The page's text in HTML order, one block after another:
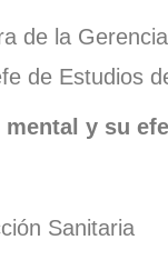
de la
de Estudios
mental y su
Sanitaria